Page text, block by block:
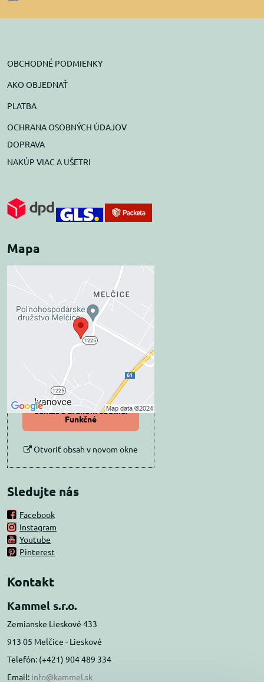
OBCHODNÉ PODMIENKY
AKO OBJEDNAŤ
PLATBA
OCHRANA OSOBNÝCH ÚDAJOV
DOPRAVA
NAKÚP VIAC A UŠETRI
Mapa
Externý obsah je
blokovaný Voľbami
súkromia
Prajete si načítať externý obsah?
Povoliť tentokrát
Povoliť a zapamätať -
súhlas s druhom cookie:
Funkčné
Otvoriť obsah v novom okne
Sledujte nás
Facebook
Instagram
Youtube
Pinterest
Kontakt
Kammel s.r.o.
Zemianske Lieskové 433
913 05 Melčice - Lieskové
Telefón: (+421) 904 489 334
Email: info@kammel.sk